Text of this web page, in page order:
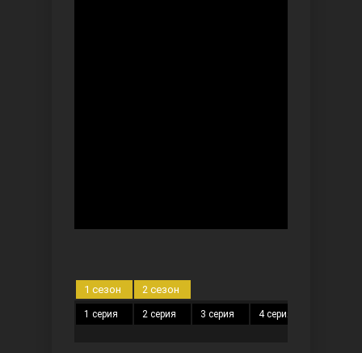
1 сезон 2 сезон
1 серия 2 серия 3 серия 4 серия